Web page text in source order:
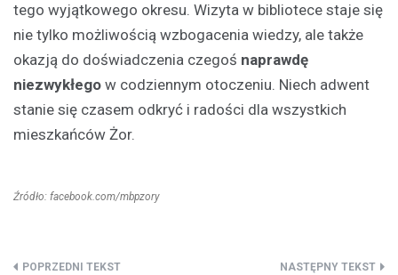
tego wyjątkowego okresu. Wizyta w bibliotece staje się
nie tylko możliwością wzbogacenia wiedzy, ale także
okazją do doświadczenia czegoś naprawdę
niezwykłego w codziennym otoczeniu. Niech adwent
stanie się czasem odkryć i radości dla wszystkich
mieszkańców Żor.
Źródło: facebook.com/mbpzory